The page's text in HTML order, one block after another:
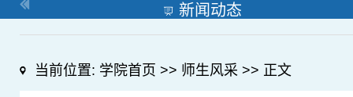
新闻动态
当前位置: 学院首页 >> 师生风采>> 正文